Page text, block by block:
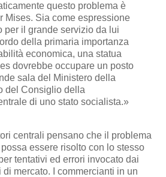
questo problema è
Mises. Sia come espressione
per il grande servizio da lui
della primaria importanza
economica, una statua
dovrebbe occupare un posto
sala del Ministero della
del Consiglio della
di uno stato socialista.»
centrali pensano che il problema
essere risolto con lo stesso
tentativi ed errori invocato dai
mercato. I commercianti in un